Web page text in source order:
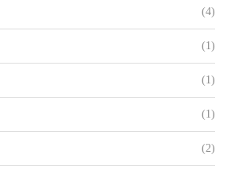
(4)
(1)
(1)
(1)
(2)